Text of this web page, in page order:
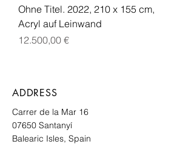
Ohne Titel. 2022, 210 x 155 cm,
Acryl auf Leinwand
Preis
12.500,00 €
ADDRESS
Carrer de la Mar 16
07650 Santanyí
Balearic Isles, Spain